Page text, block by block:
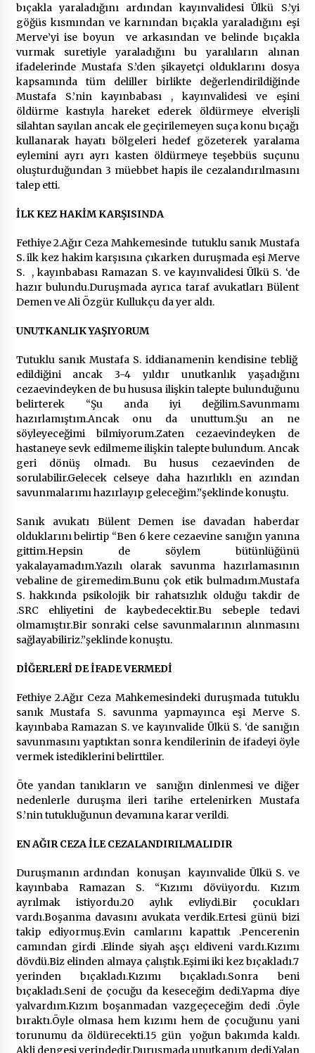
bıçakla yaraladığını ardından kayınvalidesi Ülkü S.’yi
göğüs kısmından ve karnından bıçakla yaraladığını eşi
Merve’yi ise boyun ve arkasından ve belinde bıçakla
vurmak suretiyle yaraladığını bu yaralıların alınan
ifadelerinde Mustafa S.’den şikayetçi olduklarını dosya
kapsamında tüm deliller birlikte değerlendirildiğinde
Mustafa S.’nin kayınbabası , kayınvalidesi ve eşini
öldürme kastıyla hareket ederek öldürmeye elverişli
silahtan sayılan ancak ele geçirilemeyen suça konu bıçağı
kullanarak hayatı bölgeleri hedef gözeterek yaralama
eylemini ayrı ayrı kasten öldürmeye teşebbüs suçunu
oluşturduğundan 3 müebbet hapis ile cezalandırılmasını
talep etti.
İLK KEZ HAKİM KARŞISINDA
Fethiye 2.Ağır Ceza Mahkemesinde tutuklu sanık Mustafa
S. ilk kez hakim karşısına çıkarken duruşmada eşi Merve
S. , kayınbabası Ramazan S. ve kayınvalidesi Ülkü S. ‘de
hazır bulundu.Duruşmada ayrıca taraf avukatları Bülent
Demen ve Ali Özgür Kullukçu da yer aldı.
UNUTKANLIK YAŞIYORUM
Tutuklu sanık Mustafa S. iddianamenin kendisine tebliğ
edildiğini ancak 3-4 yıldır unutkanlık yaşadığını
cezaevindeyken de bu hususa ilişkin talepte bulunduğunu
belirterek “Şu anda iyi değilim.Savunmamı
hazırlamıştım.Ancak onu da unuttum.Şu an ne
söyleyeceğimi bilmiyorum.Zaten cezaevindeyken de
hastaneye sevk edilmeme ilişkin talepte bulundum. Ancak
geri dönüş olmadı. Bu husus cezaevinden de
sorulabilir.Gelecek celseye daha hazırlıklı en azından
savunmalarımı hazırlayıp geleceğim.”şeklinde konuştu.
Sanık avukatı Bülent Demen ise davadan haberdar
olduklarını belirtip “Ben 6 kere cezaevine sanığın yanına
gittim.Hepsin de söylem bütünlüğünü
yakalayamadım.Yazılı olarak savunma hazırlamasının
vebaline de giremedim.Bunu çok etik bulmadım.Mustafa
S. hakkında psikolojik bir rahatsızlık olduğu takdir de
.SRC ehliyetini de kaybedecektir.Bu sebeple tedavi
olmamıştır.Bir sonraki celse savunmalarının alınmasını
sağlayabiliriz.”şeklinde konuştu.
DİĞERLERİ DE İFADE VERMEDİ
Fethiye 2.Ağır Ceza Mahkemesindeki duruşmada tutuklu
sanık Mustafa S. savunma yapmayınca eşi Merve S.
kayınbaba Ramazan S. ve kayınvalide Ülkü S. ‘de sanığın
savunmasını yaptıktan sonra kendilerinin de ifadeyi öyle
vermek istediklerini belirttiler.
Öte yandan tanıkların ve sanığın dinlenmesi ve diğer
nedenlerle duruşma ileri tarihe ertelenirken Mustafa
S.’nin tutukluğunun devamına karar verildi.
EN AĞIR CEZA İLE CEZALANDIRILMALIDIR
Duruşmanın ardından konuşan kayınvalide Ülkü S. ve
kayınbaba Ramazan S. “Kızımı dövüyordu. Kızım
ayrılmak istiyordu.20 aylık evliydi.Bir çocukları
vardı.Boşanma davasını avukata verdik.Ertesi günü bizi
takip ediyormuş.Evin camlarını kapattık .Pencerenin
camından girdi .Elinde siyah aşçı eldiveni vardı.Kızımı
dövdü.Biz elinden almaya çalıştık.Eşimi iki kez bıçakladı.7
yerinden bıçakladı.Kızımı bıçakladı.Sonra beni
bıçakladı.Seni de çocuğu da keseceğim dedi.Yapma diye
yalvardım.Kızım boşanmadan vazgeçeceğim dedi .Öyle
bıraktı.Öyle olmasa hem kızımı hem de çocuğunu yani
torunumu da öldürecekti.15 gün yoğun bakımda kaldı.
Akli dengesi yerindedir.Duruşmada unutkanım dedi.Yalan